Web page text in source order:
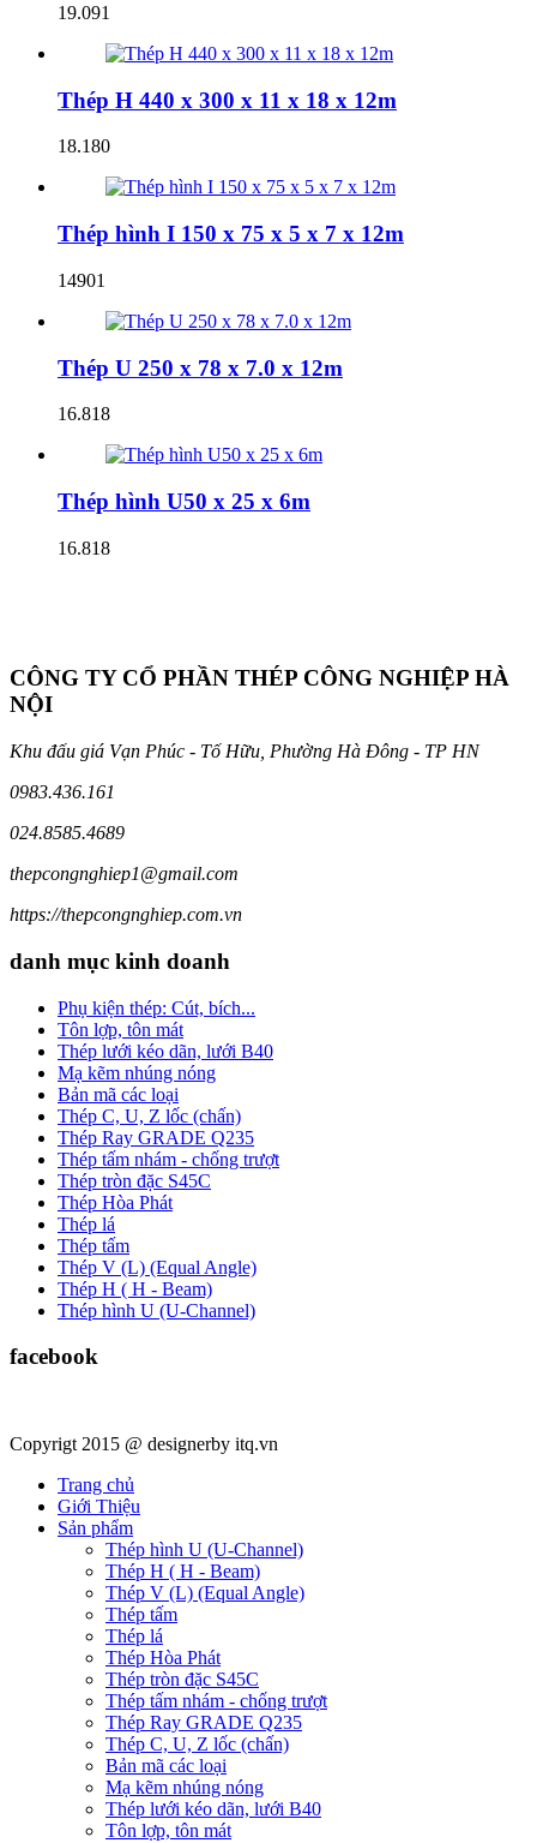
19.091
Thép H 440 x 300 x 11 x 18 x 12m
18.180
Thép hình I 150 x 75 x 5 x 7 x 12m
14901
Thép U 250 x 78 x 7.0 x 12m
16.818
Thép hình U50 x 25 x 6m
16.818
CÔNG TY CỔ PHẦN THÉP CÔNG NGHIỆP HÀ
NỘI
Khu đấu giá Vạn Phúc - Tố Hữu, Phường Hà Đông - TP HN
0983.436.161
024.8585.4689
thepcongnghiep1@gmail.com
https://thepcongnghiep.com.vn
danh mục kinh doanh
Phụ kiện thép: Cút, bích...
Tôn lợp, tôn mát
Thép lưới kéo dãn, lưới B40
Mạ kẽm nhúng nóng
Bản mã các loại
Thép C, U, Z lốc (chấn)
Thép Ray GRADE Q235
Thép tấm nhám - chống trượt
Thép tròn đặc S45C
Thép Hòa Phát
Thép lá
Thép tấm
Thép V (L) (Equal Angle)
Thép H ( H - Beam)
Thép hình U (U-Channel)
facebook
Copyrigt 2015 @ designerby itq.vn
Trang chủ
Giới Thiệu
Sản phẩm
Thép hình U (U-Channel)
Thép H ( H - Beam)
Thép V (L) (Equal Angle)
Thép tấm
Thép lá
Thép Hòa Phát
Thép tròn đặc S45C
Thép tấm nhám - chống trượt
Thép Ray GRADE Q235
Thép C, U, Z lốc (chấn)
Bản mã các loại
Mạ kẽm nhúng nóng
Thép lưới kéo dãn, lưới B40
Tôn lợp, tôn mát